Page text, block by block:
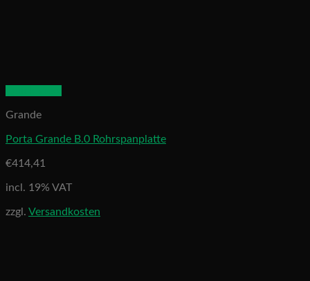
Grande
Porta Grande B.0 Rohrspanplatte
€414,41
incl. 19% VAT
zzgl. Versandkosten